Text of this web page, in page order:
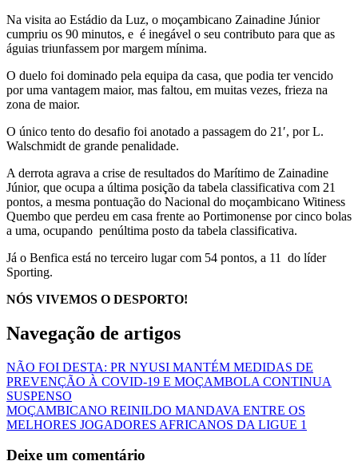
Na visita ao Estádio da Luz, o moçambicano Zainadine Júnior
cumpriu os 90 minutos, e é inegável o seu contributo para que as
águias triunfassem por margem mínima.
O duelo foi dominado pela equipa da casa, que podia ter vencido
por uma vantagem maior, mas faltou, em muitas vezes, frieza na
zona de maior.
O único tento do desafio foi anotado a passagem do 21′, por L.
Walschmidt de grande penalidade.
A derrota agrava a crise de resultados do Marítimo de Zainadine
Júnior, que ocupa a última posição da tabela classificativa com 21
pontos, a mesma pontuação do Nacional do moçambicano Witiness
Quembo que perdeu em casa frente ao Portimonense por cinco bolas
a uma, ocupando penúltima posto da tabela classificativa.
Já o Benfica está no terceiro lugar com 54 pontos, a 11 do líder
Sporting.
NÓS VIVEMOS O DESPORTO!
Navegação de artigos
NÃO FOI DESTA: PR NYUSI MANTÉM MEDIDAS DE
PREVENÇÃO À COVID-19 E MOÇAMBOLA CONTINUA
SUSPENSO
MOÇAMBICANO REINILDO MANDAVA ENTRE OS
MELHORES JOGADORES AFRICANOS DA LIGUE 1
Deixe um comentário